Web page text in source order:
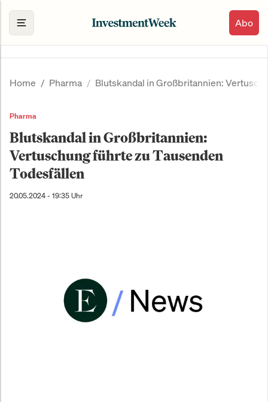
Abo
Home Pharma Blutskandal in Großbritannien:
Pharma
Blutskandal in Großbritannien:
Vertuschung führte zu Tausenden
Todesfällen
20.05.2024 - 19:35 Uhr